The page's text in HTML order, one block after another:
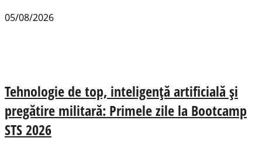
05/08/2026
Tehnologie de top, inteligență artificială și
pregătire militară: Primele zile la Bootcamp
STS 2026